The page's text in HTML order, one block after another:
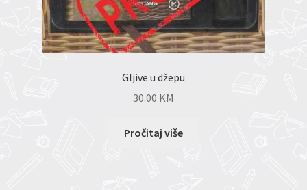
Gljive u džepu
30.00 KM
Pročitaj više